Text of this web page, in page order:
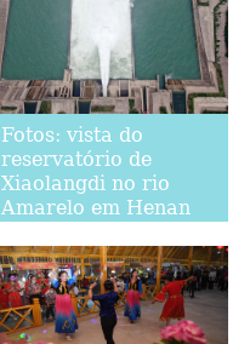
Fotos: vista do
reservatório de
Xiaolangdi no rio
Amarelo em Henan